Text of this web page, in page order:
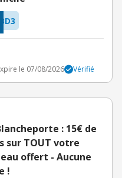
BD3
le 07/08/2026 Vérifié
: 15€ de
sur TOUT votre
offert - Aucune
!